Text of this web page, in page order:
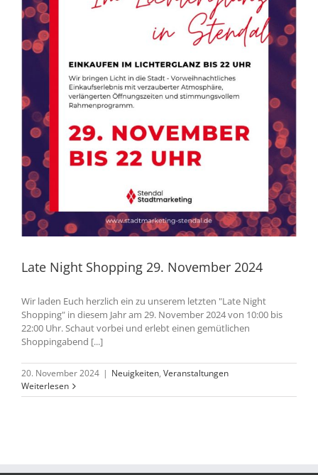
Late Night Shopping 29. November 2024
Wir laden Euch herzlich ein zu unserem letzten "Late Night
Shopping" in diesem Jahr am 29. November 2024 von 10:00 bis
22:00 Uhr. Schaut vorbei und erlebt einen gemütlichen
Shoppingabend [...]
20. November 2024 | Neuigkeiten, Veranstaltungen
Weiterlesen